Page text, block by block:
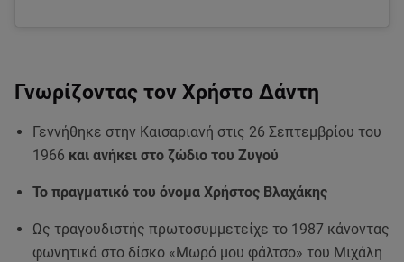
Γνωρίζοντας τον Χρήστο Δάντη
Γεννήθηκε στην Καισαριανή στις 26 Σεπτεμβρίου του
1966 και ανήκει στο ζώδιο του Ζυγού
Το πραγματικό του όνομα Χρήστος Βλαχάκης
Ως τραγουδιστής πρωτοσυμμετείχε το 1987 κάνοντας
φωνητικά στο δίσκο «Μωρό μου φάλτσο» του Μιχάλη